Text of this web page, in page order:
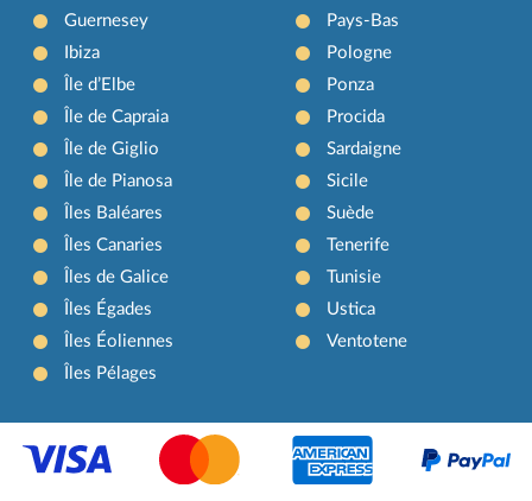
Guernesey
Ibiza
Île d’Elbe
Île de Capraia
Île de Giglio
Île de Pianosa
Îles Baléares
Îles Canaries
Îles de Galice
Îles Égades
Îles Éoliennes
Îles Pélages
Pays-Bas
Pologne
Ponza
Procida
Sardaigne
Sicile
Suède
Tenerife
Tunisie
Ustica
Ventotene